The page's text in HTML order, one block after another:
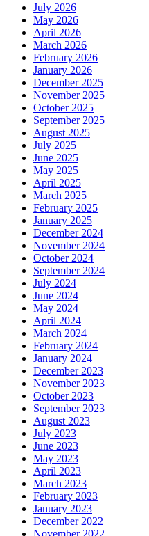
July 2026
May 2026
April 2026
March 2026
February 2026
January 2026
December 2025
November 2025
October 2025
September 2025
August 2025
July 2025
June 2025
May 2025
April 2025
March 2025
February 2025
January 2025
December 2024
November 2024
October 2024
September 2024
July 2024
June 2024
May 2024
April 2024
March 2024
February 2024
January 2024
December 2023
November 2023
October 2023
September 2023
August 2023
July 2023
June 2023
May 2023
April 2023
March 2023
February 2023
January 2023
December 2022
November 2022